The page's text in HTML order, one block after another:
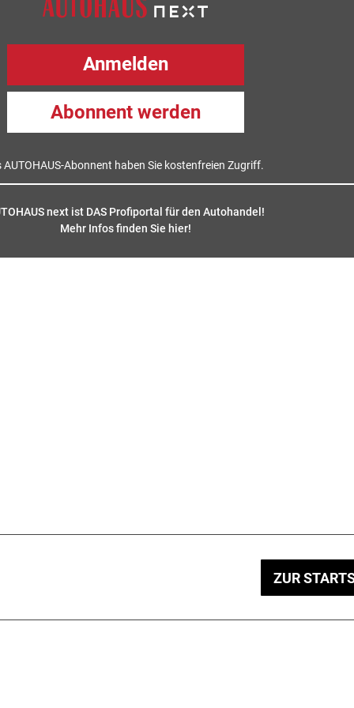
Anmelden
Abonnent werden
AUTOHAUS-Abonnent haben Sie kostenfreien Zugriff.
next ist DAS Profiportal für den Autohandel!
Mehr Infos finden Sie hier!
ZUR